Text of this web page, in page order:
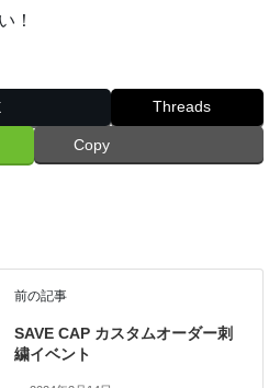
！
Threads
Copy
前の記事
SAVE CAP カスタムオーダー刺
繍イベント